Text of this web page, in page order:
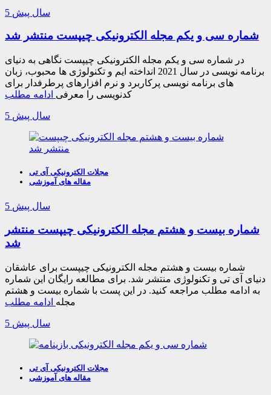
5 سال پیش
شماره سی و یکم مجله الکترونیکی چیپست منتشر شد
در شماره سی و یکم مجله الکترونیکی چیپست نگاهی به دنیای
برنامه نویسی در سال 2021 انداخته ایم و تکنولوژی ها محبوب، زبان
های برنامه نویسی پرکاربرد و نرم افزارهای پرطرفدار برای
کدنویسی را معرفی ادامه مطلب
5 سال پیش
مجلات الکترونیکی آی تی
مقاله های آموزشی
5 سال پیش
شماره بیست و هشتم مجله الکترونیکی چیپست منتشر
شد
شماره بیست و هشتم مجله الکترونیکی چیپست برای عاشقان
دنیای آی تی و تکنولوژی منتشر شد. برای مطالعه رایگان این شماره
به ادامه مطلب مراجعه کنید. در این پست با شماره بیست و هشتم
مجله ادامه مطلب
5 سال پیش
مجلات الکترونیکی آی تی
مقاله های آموزشی